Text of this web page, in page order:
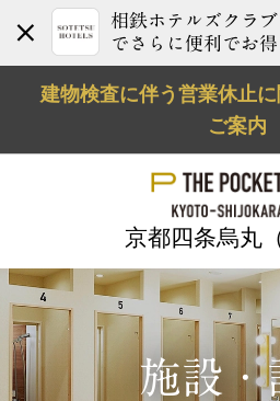
相鉄ホテルズクラブ
でさらに便利でお得
建物検査に伴う営業休止
ご案内
京都四条烏丸
施設・